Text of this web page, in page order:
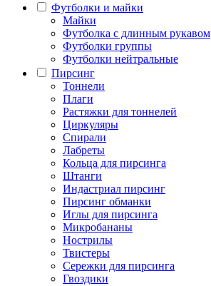
Футболки и майки
Майки
Футболка с длинным рукавом
Футболки группы
Футболки нейтральные
Пирсинг
Тоннели
Плаги
Растяжки для тоннелей
Циркуляры
Спирали
Лабреты
Кольца для пирсинга
Штанги
Индастриал пирсинг
Пирсинг обманки
Иглы для пирсинга
Микробананы
Нострилы
Твистеры
Сережки для пирсинга
Гвоздики